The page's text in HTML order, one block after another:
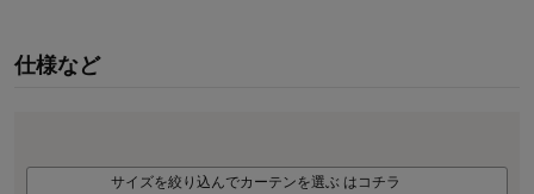
仕様など
サイズを絞り込んでカーテンを選ぶ はコチラ